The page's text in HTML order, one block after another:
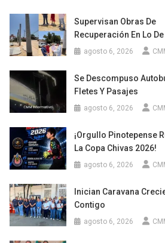
Supervisan Obras De
Recuperación En Lo
agosto 6, 2026
Se Descompuso
Fletes Y Pasajes
agosto 6, 2026
¡Orgullo Pinotepense
La Copa Chivas 2026!
agosto 6, 2026
Inician Caravana
Contigo
agosto 6, 2026